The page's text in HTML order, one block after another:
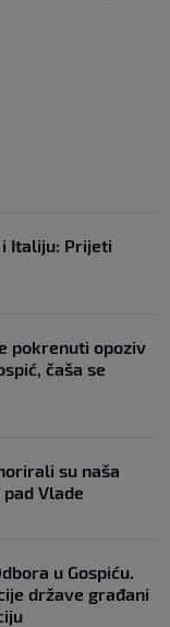
Italiju: Prijeti
pokrenuti opoziv
čaša se
su naša
Vlade
u Gospiću.
države građani